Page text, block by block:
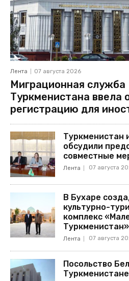
Лента 07 августа 2026
Миграционная служба
Туркменистана ввела
регистрацию для
Туркменистан
обсудили
совместные
Лента 07 августа
В Бухаре
культурно-
комплекс
Туркменистан»
Лента 07 августа
Посольство